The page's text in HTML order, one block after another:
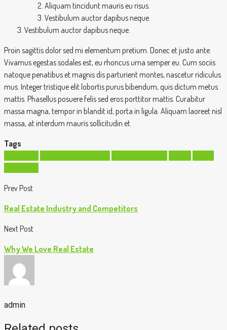
Aliquam tincidunt mauris eu risus.
Vestibulum auctor dapibus neque.
Vestibulum auctor dapibus neque.
Proin sagittis dolor sed mi elementum pretium. Donec et justo ante.
Vivamus egestas sodales est, eu rhoncus urna semper eu. Cum sociis
natoque penatibus et magnis dis parturient montes, nascetur ridiculus
mus. Integer tristique elit lobortis purus bibendum, quis dictum metus
mattis. Phasellus posuere felis sed eros porttitor mattis. Curabitur
massa magna, tempor in blandit id, porta in ligula. Aliquam laoreet nisl
massa, at interdum mauris sollicitudin et.
Tags
Prev Post
Real Estate Industry and Competitors
Next Post
Why We Love Real Estate
admin